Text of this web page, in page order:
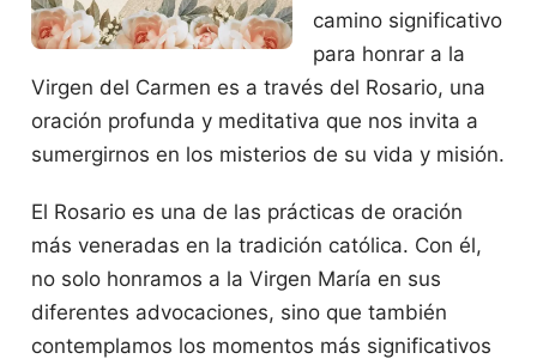
camino significativo
para honrar a la
Virgen del Carmen es a través del Rosario, una
oración profunda y meditativa que nos invita a
sumergirnos en los misterios de su vida y misión.
El Rosario es una de las prácticas de oración
más veneradas en la tradición católica. Con él,
no solo honramos a la Virgen María en sus
diferentes advocaciones, sino que también
contemplamos los momentos más significativos